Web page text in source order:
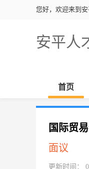
您好，欢迎来到安
安平人
首页
国际贸
面议
更新时间：